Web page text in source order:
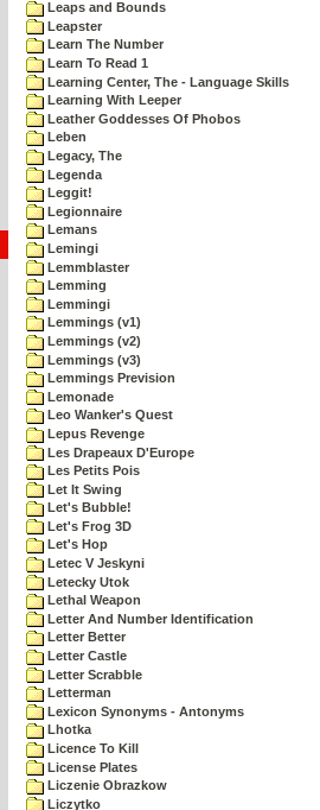
Leaps and Bounds
Leapster
Learn The Number
Learn To Read 1
Learning Center, The - Language Skills
Learning With Leeper
Leather Goddesses Of Phobos
Leben
Legacy, The
Legenda
Leggit!
Legionnaire
Lemans
Lemingi
Lemmblaster
Lemming
Lemmingi
Lemmings (v1)
Lemmings (v2)
Lemmings (v3)
Lemmings Prevision
Lemonade
Leo Wanker's Quest
Lepus Revenge
Les Drapeaux D'Europe
Les Petits Pois
Let It Swing
Let's Bubble!
Let's Frog 3D
Let's Hop
Letec V Jeskyni
Letecky Utok
Lethal Weapon
Letter And Number Identification
Letter Better
Letter Castle
Letter Scrabble
Letterman
Lexicon Synonyms - Antonyms
Lhotka
Licence To Kill
License Plates
Liczenie Obrazkow
Liczytko